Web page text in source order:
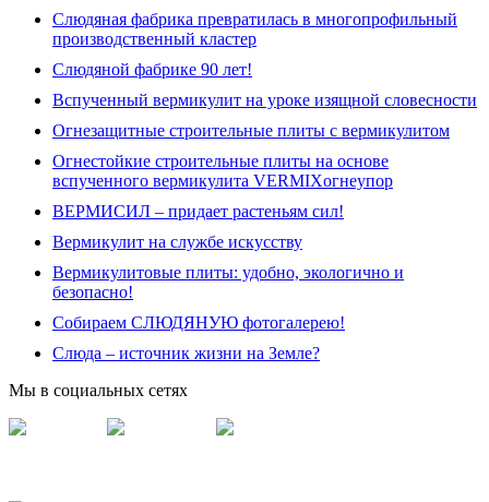
Слюдяная фабрика превратилась в многопрофильный
производственный кластер
Слюдяной фабрике 90 лет!
Вспученный вермикулит на уроке изящной словесности
Огнезащитные строительные плиты с вермикулитом
Огнестойкие строительные плиты на основе
вспученного вермикулита VERMIXогнеупор
ВЕРМИСИЛ – придает растеньям сил!
Вермикулит на службе искусству
Вермикулитовые плиты: удобно, экологично и
безопасно!
Собираем СЛЮДЯНУЮ фотогалерею!
Слюда – источник жизни на Земле?
Мы в социальных сетях